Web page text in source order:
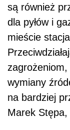
są również
dla pyłów i
mieście
zagrożeniom,
wymiany
na bardziej
Marek